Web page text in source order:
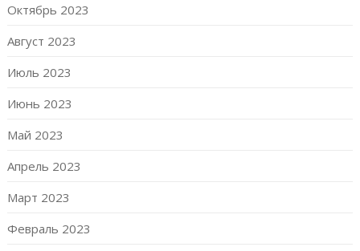
Октябрь 2023
Август 2023
Июль 2023
Июнь 2023
Май 2023
Апрель 2023
Март 2023
Февраль 2023